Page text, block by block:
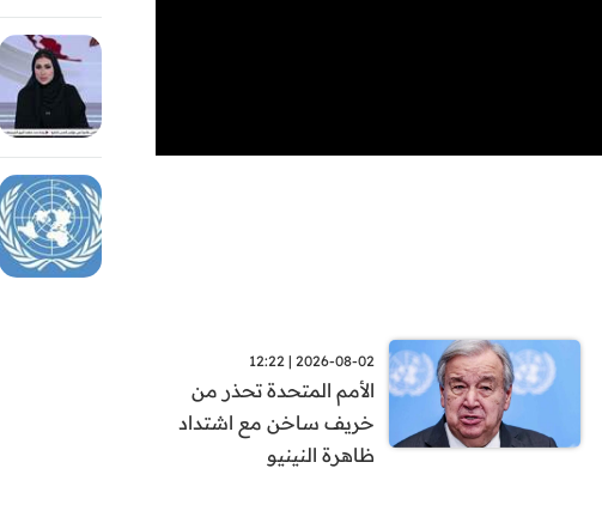
2026-08-02 | 12:22
الأمم المتحدة تحذر من
خريف ساخن مع اشتداد
ظاهرة النينيو